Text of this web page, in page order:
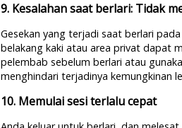
9. Kesalahan saat berlari: Tidak
Gesekan yang terjadi saat berlari
belakang kaki atau area privat dapat
pelembab sebelum berlari atau
menghindari terjadinya kemungkinan
10. Memulai sesi terlalu cepat